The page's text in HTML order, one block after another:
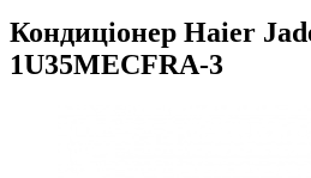
Кондиціонер Haier
1U35MECFRA-3